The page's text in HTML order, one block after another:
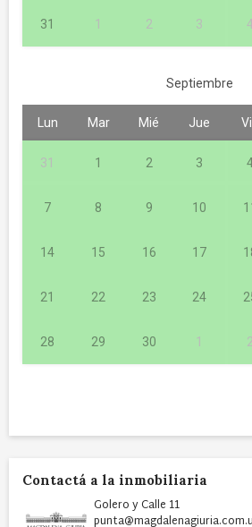
31 1 2 3 4
Septiembre
Lun Mar Mié Jue
31 1 2 3
7 8 9 10
14 15 16 17
21 22 23 24
28 29 30 1 2
Contactá a la inmobiliaria
Golero y Calle 11